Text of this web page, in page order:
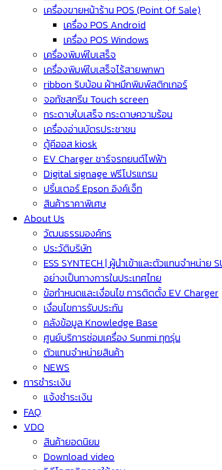
เครื่องขายหน้าร้าน POS (Point Of Sale)
เครื่อง POS Android
เครื่อง POS Windows
เครื่องพิมพ์ใบเสร็จ
เครื่องพิมพ์ใบเสร็จไร้สายพกพา
ribbon ริบบ้อน ผ้าหมึกพิมพ์สติกเกอร์
จอทัชสกรีน Touch screen
กระดาษใบเสร็จ กระดาษความร้อน
เครื่องอ่านบัตรประชาชน
ตู้คีออส kiosk
EV Charger ชาร์จรถยนต์ไฟฟ้า
Digital signage ฟรีโปรแกรม
ปริ้นเตอร์ Epson อิงค์เจ็ท
สินค้าราคาพิเศษ
About Us
วัฒนธรรมองค์กร
ประวัติบริษัท
ESS SYNTECH | ผู้นำเข้าและตัวแทนจำหน่าย
อย่างเป็นทางการในประเทศไทย
ข้อกำหนดและเงื่อนไข การติดตั้ง EV Charger
เงื่อนไขการรับประกัน
คลังข้อมูล Knowledge Base
ศูนย์บริการซ่อมเครื่อง Sunmi ทุกรุ่น
ตัวแทนจำหน่ายสินค้า
NEWS
การชำระเงิน
แจ้งชำระเงิน
FAQ
VDO
สินค้ายอดนิยม
Download video